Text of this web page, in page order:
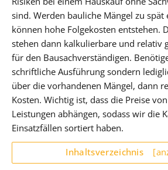
sind. Werden bauliche Mängel zu spät
können hohe Folgekosten entstehen.
stehen dann kalkulierbare und relativ
für den Bausachverständigen.
schriftliche Ausführung sondern
über die vorhandenen Mängel, dann
Kosten. Wichtig ist, dass die Preise
Leistungen abhängen, sodass wir die
Einsatzfällen sortiert haben.
Inhaltsverzeichnis